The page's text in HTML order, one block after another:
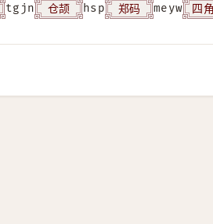
tgjn 仓颉 hsp 郑码 meyw 四